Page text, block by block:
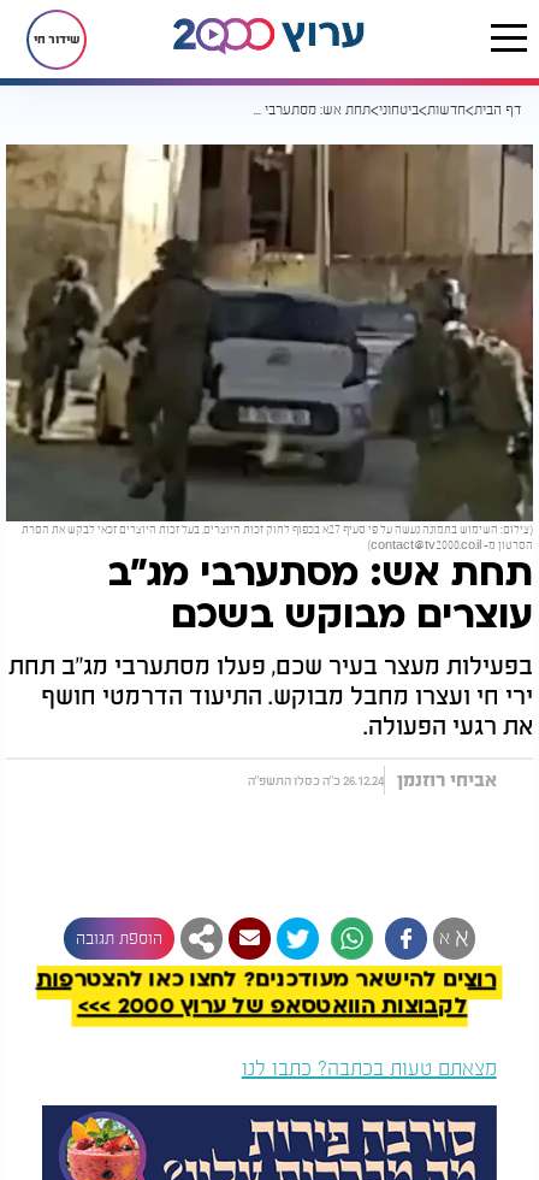
שידור חי
דף הבית חדשות ביטחוני תחת אש: מסתערבי מג"ב עוצרים מבוקש בשכם
(צילום: השימוש בתמונה נעשה על פי סעיף 27א בכפוף לחוק זכות היוצרים. בעל זכות היוצרים זכאי לבקש את הסרת
הסרטון מ-contact@tv2000.co.il
)
תחת אש: מסתערבי מג"ב
עוצרים מבוקש בשכם
בפעילות מעצר בעיר שכם, פעלו מסתערבי מג"ב תחת
ירי חי ועצרו מחבל מבוקש. התיעוד הדרמטי חושף
את רגעי הפעולה.
אביחי רוזנמן 26.12.24 כ"ה כסלו התשפ"ה
א א הוספת תגובה
רוצים להישאר מעודכנים? לחצו כאן להצטרפות
לקבוצות הוואטסאפ של ערוץ 2000 >>>
מצאתם טעות בכתבה? כתבו לנו